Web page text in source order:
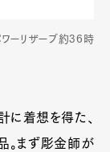
ーリザーブ約36時
に着想を得た、
。まず彫金師が